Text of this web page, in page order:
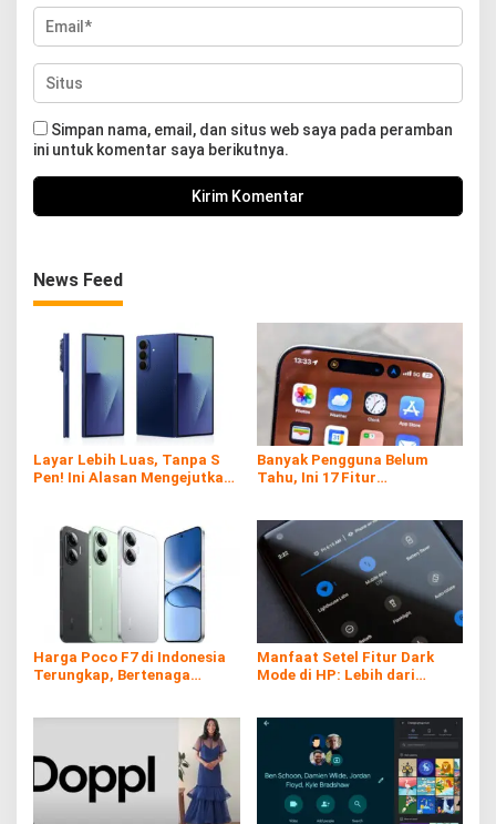
Simpan nama, email, dan situs web saya pada peramban
ini untuk komentar saya berikutnya.
News Feed
Layar Lebih Luas, Tanpa S
Pen! Ini Alasan Mengejutkan
Banyak Pengguna Belum
Tahu, Ini 17 Fitur
Harga Poco F7 di Indonesia
Terungkap, Bertenaga
Manfaat Setel Fitur Dark
Mode di HP: Lebih dari